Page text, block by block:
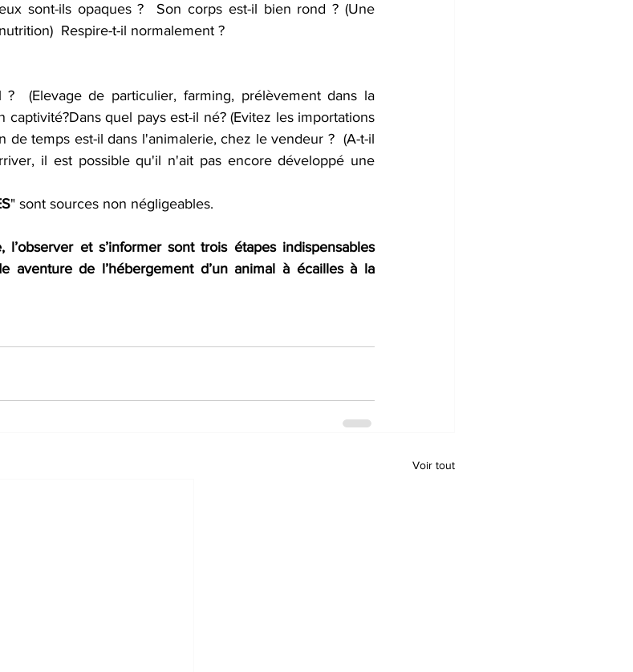
sont-ils opaques ?  Son corps est-il bien rond ? (Une
Respire-t-il normalement ?
(Elevage de particulier, farming, prélèvement dans la
captivité?Dans quel pays est-il né? (Evitez les importations
de temps est-il dans l'animalerie, chez le vendeur ?  (A-t-il
il est possible qu'il n'ait pas encore développé une
" sont sources non négligeables.
l’observer et s’informer sont trois étapes indispensables
aventure de l’hébergement d’un animal à écailles à la
Voir tout